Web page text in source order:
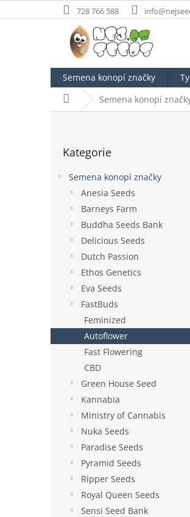
na
728 766 588
Semena konopí značky
Domů Semena konopí
kategorie
Kategorie
Semena konopí značky
Anesia Seeds
Barneys Farm
Buddha Seeds Bank
Delicious Seeds
Dutch Passion
Ethos Genetics
Eva Seeds
FastBuds
Feminized
Autoflower
Fast Flowering
CBD
Green House Seed
Kannabia
Ministry of Cannabis
Nuka Seeds
Paradise Seeds
Pyramid Seeds
Ripper Seeds
Royal Queen Seeds
Sensi Seed Bank